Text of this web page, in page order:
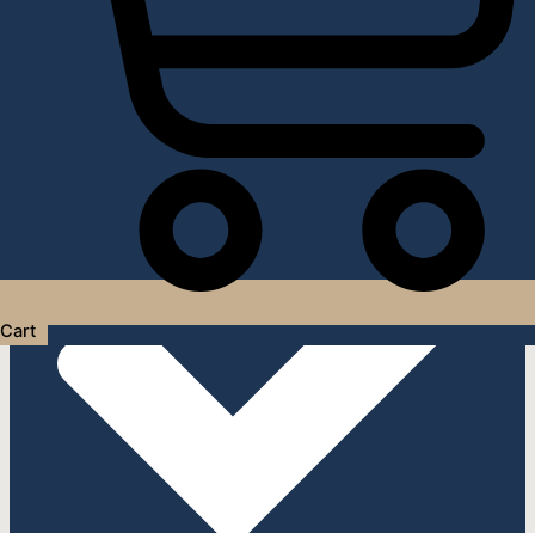
Cart
Услуги дизайнера интерьера